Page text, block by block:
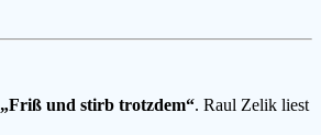
„Friß und stirb trotzdem“. Raul Zelik liest